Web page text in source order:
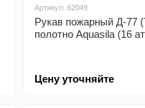
Артикул: 62049
Рукав пожарный Д-77
полотно Aquasila (16
Цену уточняйте